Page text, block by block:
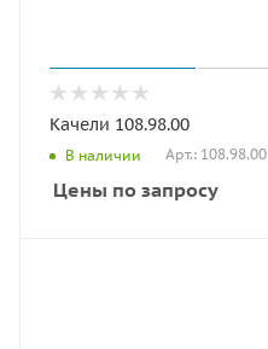
Качели 108.98.00
В наличии Арт.: 108.98.00
Цены по запросу